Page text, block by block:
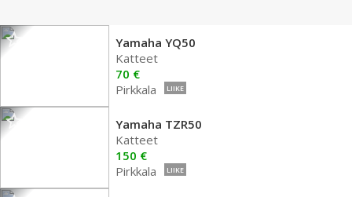
Yamaha YQ50
Katteet
70 €
Pirkkala
LIIKE
Yamaha TZR50
Katteet
150 €
Pirkkala
LIIKE